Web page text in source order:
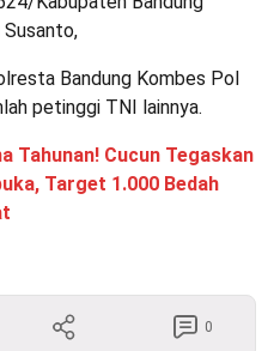
Bandung Kombes Pol
petinggi TNI lainnya.
Tahunan! Cucun Tegaskan
Target 1.000 Bedah
0